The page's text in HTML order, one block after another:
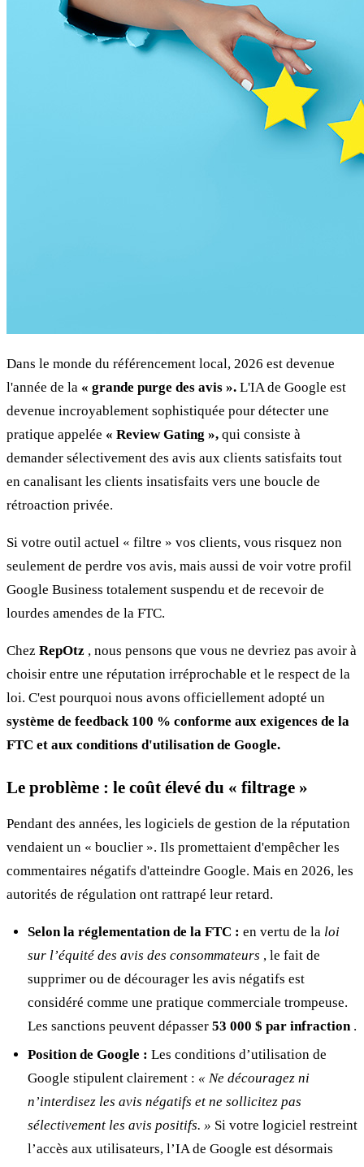
Dans le monde du référencement local, 2026 est devenue
l'année de la « grande purge des avis ». L'IA de Google est
devenue incroyablement sophistiquée pour détecter une
pratique appelée « Review Gating », qui consiste à
demander sélectivement des avis aux clients satisfaits tout
en canalisant les clients insatisfaits vers une boucle de
rétroaction privée.
Si votre outil actuel « filtre » vos clients, vous risquez non
seulement de perdre vos avis, mais aussi de voir votre profil
Google Business totalement suspendu et de recevoir de
lourdes amendes de la FTC.
Chez RepOtz , nous pensons que vous ne devriez pas avoir à
choisir entre une réputation irréprochable et le respect de la
loi. C'est pourquoi nous avons officiellement adopté un
système de feedback 100 % conforme aux exigences de la
FTC et aux conditions d'utilisation de Google.
Le problème : le coût élevé du « filtrage »
Pendant des années, les logiciels de gestion de la réputation
vendaient un « bouclier ». Ils promettaient d'empêcher les
commentaires négatifs d'atteindre Google. Mais en 2026, les
autorités de régulation ont rattrapé leur retard.
Selon la réglementation de la FTC : en vertu de la loi
sur l’équité des avis des consommateurs , le fait de
supprimer ou de décourager les avis négatifs est
considéré comme une pratique commerciale trompeuse.
Les sanctions peuvent dépasser 53 000 $ par infraction.
Position de Google : Les conditions d’utilisation de
Google stipulent clairement : « Ne découragez ni
n’interdisez les avis négatifs et ne sollicitez pas
sélectivement les avis positifs. » Si votre logiciel restreint
l’accès aux utilisateurs, l’IA de Google est désormais